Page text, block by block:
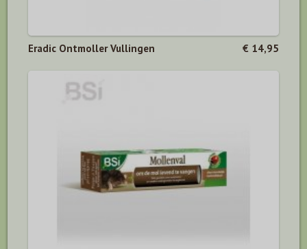
Eradic Ontmoller Vullingen € 14,95